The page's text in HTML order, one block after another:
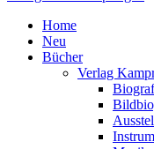
Home
Neu
Bücher
Verlag